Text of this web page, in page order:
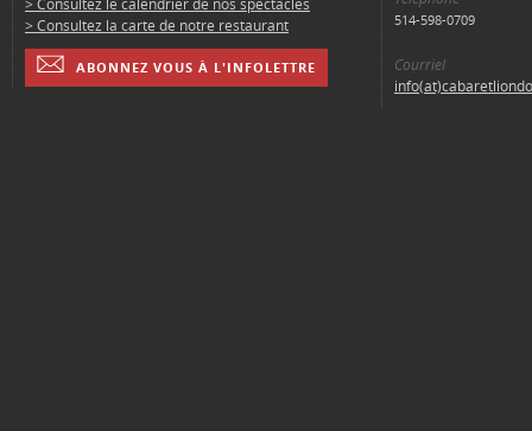
> Consultez le calendrier de nos spectacles
> Consultez la carte de notre restaurant
ABONNEZ VOUS À L'INFOLETTRE
514-598-0709
Courriel